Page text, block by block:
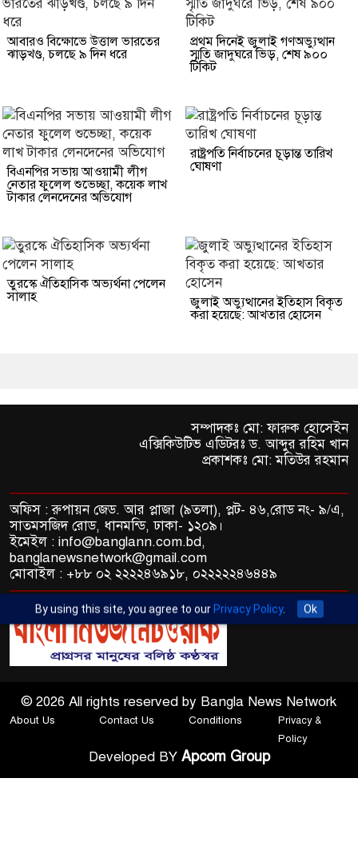
আবারও বিক্ষোভে উত্তাল ভারতের
ঝাড়খণ্ড, চলছে ৯ দিন ধরে
প্রথম দিনেই জুলাই গণঅভ্যুত্থান
স্মৃতি জাদুঘরে ভিড়, শেষ ৯০০
টিকিট
বিএনপির সভায় আওয়ামী লীগ
নেতার ফুলেল শুভেচ্ছা, কয়েক লাখ
টাকার লেনদেনের অভিযোগ
রাষ্ট্রপতি নির্বাচনের চূড়ান্ত তারিখ
ঘোষণা
তুরস্কে ঐতিহাসিক অভ্যর্থনা পেলেন
সালাহ
জুলাই অভ্যুত্থানের ইতিহাস বিকৃত
করা হয়েছে: আখতার হোসেন
সম্পাদকঃ মো: ফারুক হোসেইন
এক্সিকিউটিভ এডিটরঃ ড. আব্দুর রহিম খান
প্রকাশকঃ মো: মতিউর রহমান
অফিস : রুপায়ন জেড. আর প্লাজা (৯তলা), প্লট- ৪৬,রোড নং- ৯/এ,
সাতমসজিদ রোড, ধানমন্ডি, ঢাকা- ১২০৯।
ইমেইল : info@banglann.com.bd,
banglanewsnetwork@gmail.com
মোবাইল : +৮৮ ০২ ২২২২৪৬৯১৮, ০২২২২২৪৬৪৪৯
© 2026 All rights reserved by Bangla News Network
About Us Contact Us Conditions
Privacy &
Policy
Developed BY Apcom Group
By using this site, you agree to our Privacy Policy. Ok